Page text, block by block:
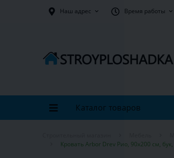
Наш адрес Время работы
Каталог товаров
Кровать Arbor Drev Рио, 90х200 см,